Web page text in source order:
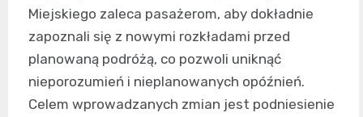
Miejskiego zaleca pasażerom, aby dokładnie
zapoznali się z nowymi rozkładami przed
planowaną podróżą, co pozwoli uniknąć
nieporozumień i nieplanowanych opóźnień.
Celem wprowadzanych zmian jest podniesienie